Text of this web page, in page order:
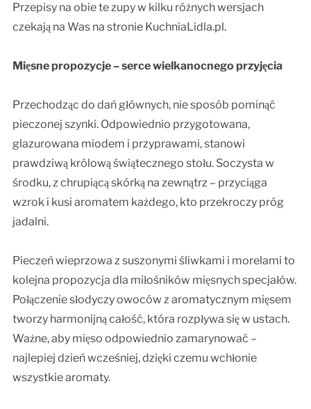
Przepisy na obie te zupy w kilku różnych wersjach
czekają na Was na stronie KuchniaLidla.pl.
Mięsne propozycje – serce wielkanocnego przyjęcia
Przechodząc do dań głównych, nie sposób pominąć
pieczonej szynki. Odpowiednio przygotowana,
glazurowana miodem i przyprawami, stanowi
prawdziwą królową świątecznego stołu. Soczysta w
środku, z chrupiącą skórką na zewnątrz – przyciąga
wzrok i kusi aromatem każdego, kto przekroczy próg
jadalni.
Pieczeń wieprzowa z suszonymi śliwkami i morelami to
kolejna propozycja dla miłośników mięsnych specjałów.
Połączenie słodyczy owoców z aromatycznym mięsem
tworzy harmonijną całość, która rozpływa się w ustach.
Ważne, aby mięso odpowiednio zamarynować –
najlepiej dzień wcześniej, dzięki czemu wchłonie
wszystkie aromaty.